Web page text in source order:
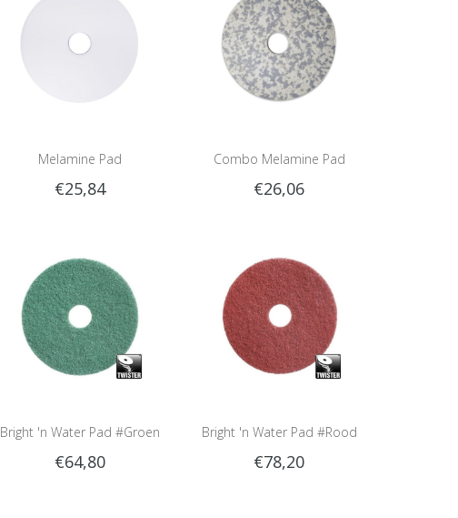
Melamine Pad
€25,84
Combo Melamine Pad
€26,06
Bright 'n Water Pad #Groen
€64,80
Bright 'n Water Pad #Rood
€78,20